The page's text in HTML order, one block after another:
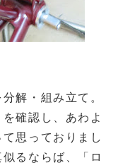
解・組み立て。
確認し、あわよ
思っておりまし
るならば、「ロ